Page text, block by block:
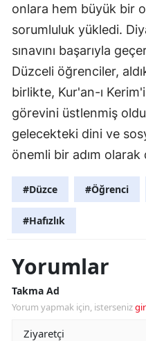
onlara hem büyük bir
sorumluluk yükledi.
sınavını başarıyla
Düzceli öğrenciler,
birlikte, Kur'an-ı
görevini üstlenmiş
gelecekteki dini ve
önemli bir adım
#Düzce #Öğrenci
#Hafızlık
Yorumlar
Takma Ad
Yorum yapmak için, isterseniz